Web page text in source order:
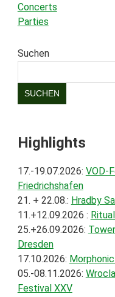
Concerts
Parties
Suchen
SUCHEN
Highlights
17.-19.07.2026: VOD-
Friedrichshafen
21. + 22.08.: Hradby
11.+12.09.2026 :
25.+26.09.2026:
Dresden
17.10.2026:
05.-08.11.2026:
Festival XXV